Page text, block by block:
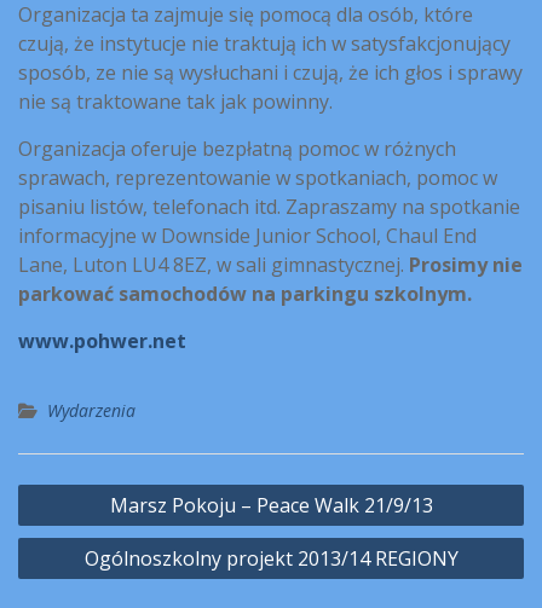
Organizacja ta zajmuje się pomocą dla osób, które
czują, że instytucje nie traktują ich w satysfakcjonujący
sposób, ze nie są wysłuchani i czują, że ich głos i sprawy
nie są traktowane tak jak powinny.
Organizacja oferuje bezpłatną pomoc w różnych
sprawach, reprezentowanie w spotkaniach, pomoc w
pisaniu listów, telefonach itd. Zapraszamy na spotkanie
informacyjne w Downside Junior School, Chaul End
Lane, Luton LU4 8EZ, w sali gimnastycznej. Prosimy nie
parkować samochodów na parkingu szkolnym.
www.pohwer.net
Wydarzenia
Nawigacja
wpisu
Marsz Pokoju – Peace Walk 21/9/13
Ogólnoszkolny projekt 2013/14 REGIONY